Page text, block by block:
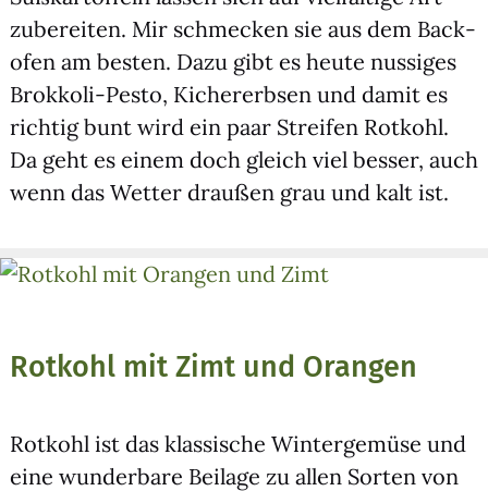
zube­rei­ten. Mir schme­cken sie aus dem Back­
ofen am bes­ten. Dazu gibt es heu­te nussi­ges
Brok­ko­li-Pes­to, Kicher­erb­sen und damit es
rich­tig bunt wird ein paar Strei­fen Rot­kohl.
Da geht es einem doch gleich viel bes­ser, auch
wenn das Wet­ter drau­ßen grau und kalt ist.
Rotkohl mit Zimt und Orangen
Rot­kohl ist das klas­si­sche Win­ter­ge­mü­se und
eine wun­der­ba­re Bei­la­ge zu allen Sor­ten von